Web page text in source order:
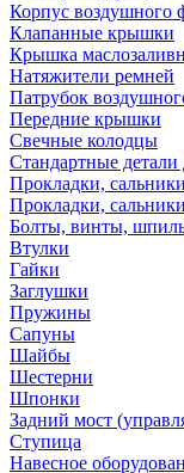
Корпус воздушного
Клапанные крышки
Крышка
Натяжители ремней
Патрубок
Передние крышки
Свечные колодцы
Стандартные детали
Прокладки, сальники
Прокладки,
Болты, винты,
Втулки
Гайки
Заглушки
Пружины
Сапуны
Шайбы
Шестерни
Шпонки
Задний мост
Ступица
Навесное